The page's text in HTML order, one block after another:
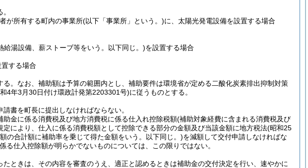
が所有する町内の事業所(以下「事業所」という。)に、太陽光発電設備を設置する場合
給湯設備、薪ストーブ等をいう。以下同じ。)を設置する場合
する場合
。 なお、補助額は予算の範囲内とし、補助要件は環境省が定める二酸化炭素排出抑制対策
4年3月30日付け環政計発第2203301号)に従うものとする。
書を町長に提出しなければならない。
金に係る消費税及び地方消費税に係る仕入れ控除税額(補助対象経費に含まれる消費税及び
定により、仕入に係る消費税額として控除できる部分の金額及び当該金額に地方税法(昭和25
の合計額に補助率を乗じて得た金額をいう。以下同じ。)を減額して交付申請しなければな
仕入控除額が明らかでないものについては、この限りではない。
ときは、その内容を審査のうえ、適正と認めるときは補助金の交付決定を行い、速やかに